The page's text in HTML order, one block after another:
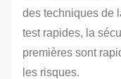
des techniques de
test rapides, la
premières sont
les risques.